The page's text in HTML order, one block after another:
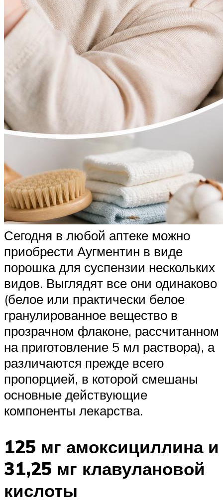
Сегодня в любой аптеке можно
приобрести Аугментин в виде
порошка для суспензии нескольких
видов. Выглядят все они одинаково
(белое или практически белое
гранулированное вещество в
прозрачном флаконе, рассчитанном
на приготовление 5 мл раствора), а
различаются прежде всего
пропорцией, в которой смешаны
основные действующие
компоненты лекарства.
125 мг амоксициллина и
31,25 мг клавулановой
кислоты